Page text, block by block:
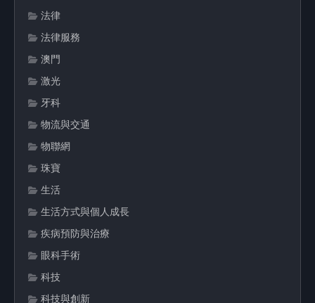
法律
法律服務
澳門
激光
牙科
物流與交通
物聯網
珠寶
生活
生活方式與個人成長
疾病預防與治療
眼科手術
科技
科技與創新